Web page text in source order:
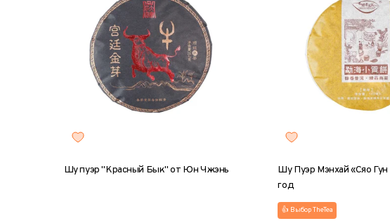
Шу пуэр "Красный Бык" от Юн Чжэнь
Шу Пуэр Мэнхай «Сяо
год
👍 Выбор TheTea